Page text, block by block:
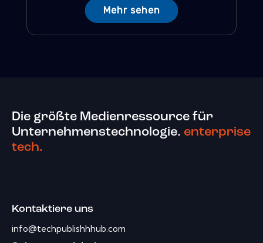
Mehr sehen
Die größte Medienressource für
Unternehmenstechnologie. enterprise
tech.
Kontaktiere uns
info@techpublishhhub.com